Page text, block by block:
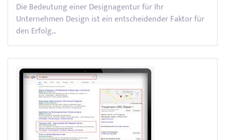
Die Bedeutung einer Designagentur für Ihr
Unternehmen Design ist ein entscheidender Faktor für
den Erfolg…